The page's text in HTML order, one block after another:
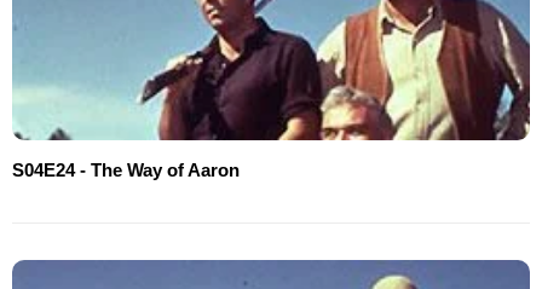
S04E24 - The Way of Aaron